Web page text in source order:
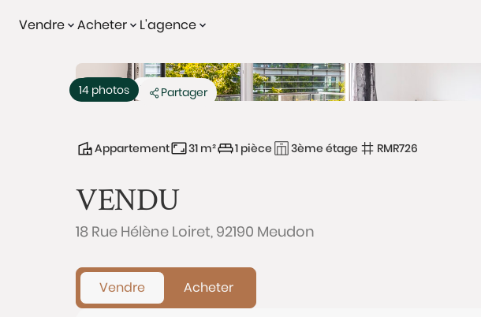
Vendre Acheter L'agence
Vendu Exclusivité
14 photos Partager
Appartement 31 m² 1 pièce 3ème étage RMR726
VENDU
18 Rue Hélène Loiret, 92190 Meudon
Vendre Acheter